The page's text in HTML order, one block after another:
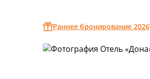
Раннее бронирование 2026